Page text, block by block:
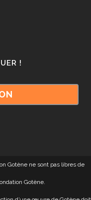
!
Gotène ne sont pas libres de
Gotène.